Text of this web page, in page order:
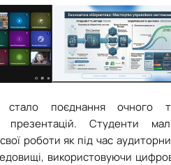
стало поєднання очного
презентацій. Студенти
роботи як під час
використовуючи